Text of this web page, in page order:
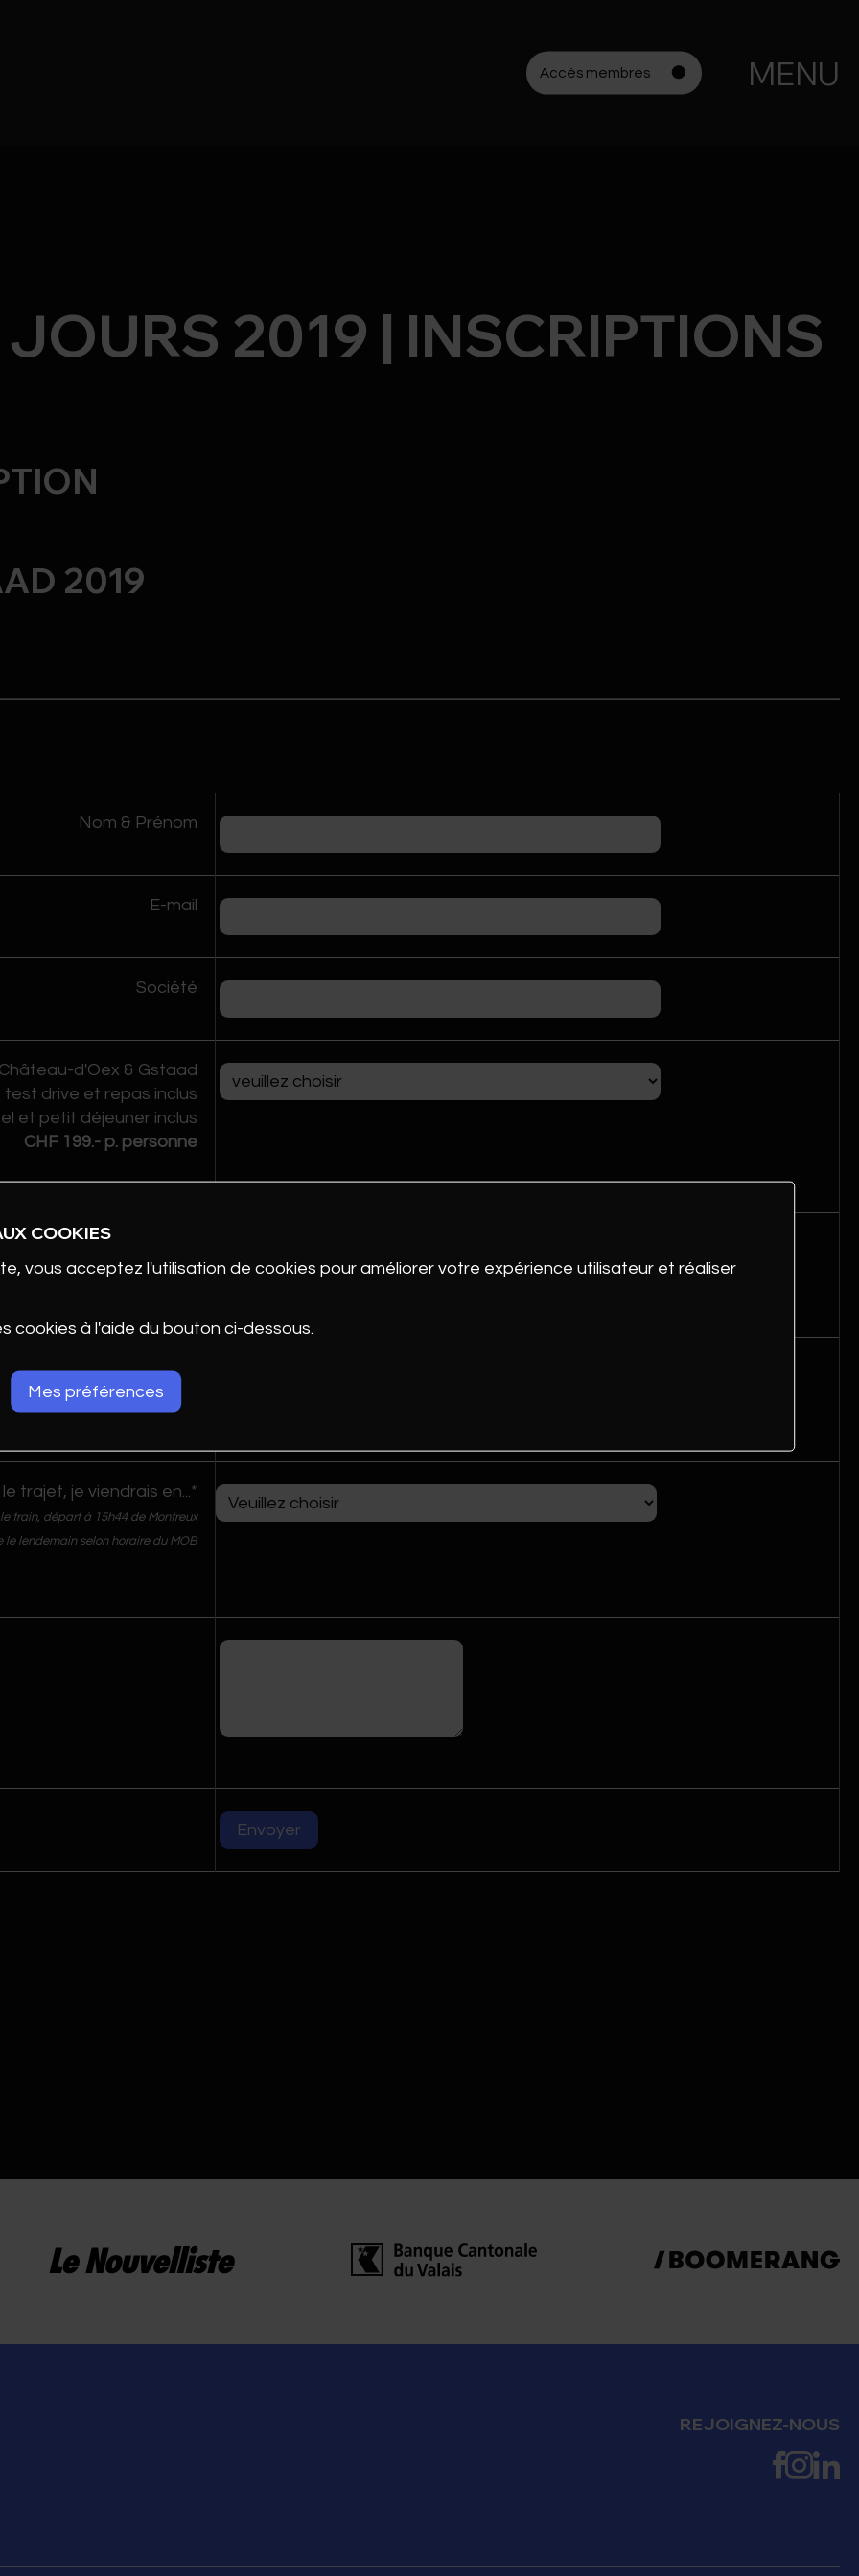
MENU
Accès membres
2019 | INSCRIPTIONS
2019
Nom & Prénom
E-mail
Société
d'Oex & Gstaad
test drive et repas inclus
et petit déjeuner inclus
CHF 199.- p. personne
de préférence
une nuitée en chambre...
occupant la chambre
si vous le savez déjà)
trajet, je viendrais en...*
le train, départ à 15h44 de Montreux
le lendemain selon horaire du MOB
REJOIGNEZ-NOUS
COOKIES
vous acceptez l'utilisation de cookies pour améliorer votre expérience utilisateur et réaliser
cookies à l'aide du bouton ci-dessous.
Mes préférences